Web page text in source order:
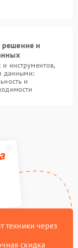
и
инструментов,
данными:
и
техники через
скидка